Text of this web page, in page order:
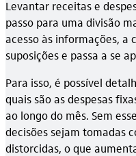
Levantar receitas e
passo para uma divisão
acesso às informações, a
suposições e passa a se
Para isso, é possível
quais são as despesas
ao longo do mês. Sem
decisões sejam tomadas
distorcidas, o que